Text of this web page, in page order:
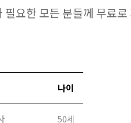
필요한 모든 분들께 무료